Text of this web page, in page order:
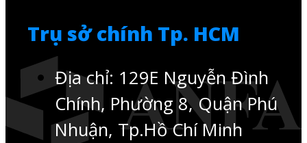
Trụ sở chính Tp. HCM
Địa chỉ: 129E Nguyễn Đình
Chính, Phường 8, Quận Phú
Nhuận, Tp.Hồ Chí Minh